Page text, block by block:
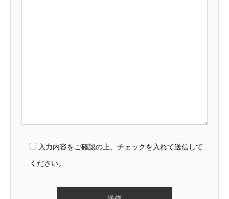
入力内容をご確認の上、チェックを入れて送信して
ください。